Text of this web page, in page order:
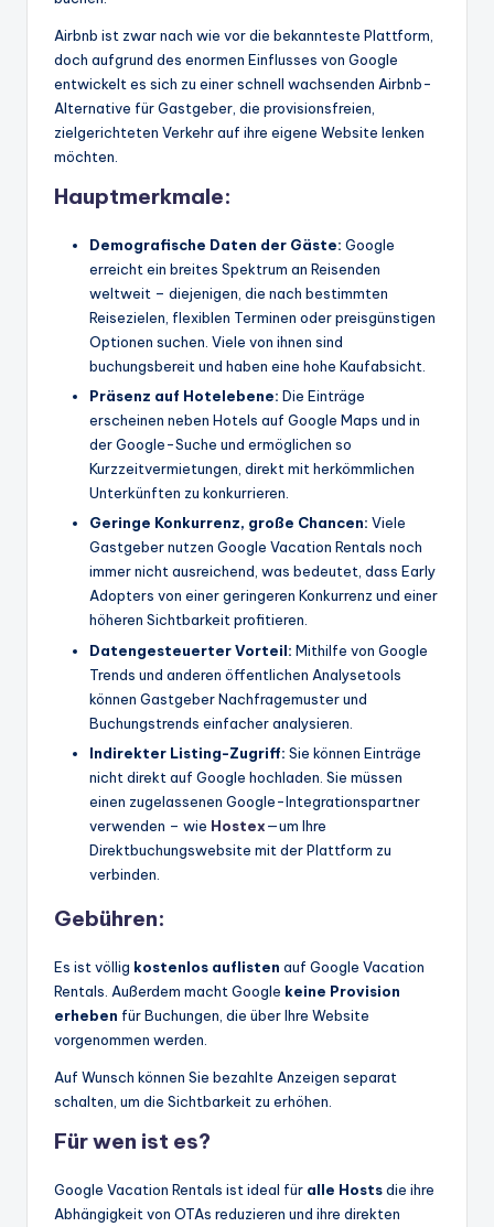
Airbnb ist zwar nach wie vor die bekannteste Plattform,
doch aufgrund des enormen Einflusses von Google
entwickelt es sich zu einer schnell wachsenden Airbnb-
Alternative für Gastgeber, die provisionsfreien,
zielgerichteten Verkehr auf ihre eigene Website lenken
möchten.
Hauptmerkmale:
Demografische Daten der Gäste: Google
erreicht ein breites Spektrum an Reisenden
weltweit – diejenigen, die nach bestimmten
Reisezielen, flexiblen Terminen oder preisgünstigen
Optionen suchen. Viele von ihnen sind
buchungsbereit und haben eine hohe Kaufabsicht.
Präsenz auf Hotelebene: Die Einträge
erscheinen neben Hotels auf Google Maps und in
der Google-Suche und ermöglichen so
Kurzzeitvermietungen, direkt mit herkömmlichen
Unterkünften zu konkurrieren.
Geringe Konkurrenz, große Chancen: Viele
Gastgeber nutzen Google Vacation Rentals noch
immer nicht ausreichend, was bedeutet, dass Early
Adopters von einer geringeren Konkurrenz und einer
höheren Sichtbarkeit profitieren.
Datengesteuerter Vorteil: Mithilfe von Google
Trends und anderen öffentlichen Analysetools
können Gastgeber Nachfragemuster und
Buchungstrends einfacher analysieren.
Indirekter Listing-Zugriff: Sie können Einträge
nicht direkt auf Google hochladen. Sie müssen
einen zugelassenen Google-Integrationspartner
verwenden – wie Hostex—um Ihre
Direktbuchungswebsite mit der Plattform zu
verbinden.
Gebühren:
Es ist völlig kostenlos auflisten auf Google Vacation
Rentals. Außerdem macht Google keine Provision
erheben für Buchungen, die über Ihre Website
vorgenommen werden.
Auf Wunsch können Sie bezahlte Anzeigen separat
schalten, um die Sichtbarkeit zu erhöhen.
Für wen ist es?
Google Vacation Rentals ist ideal für alle Hostsdie ihre
Abhängigkeit von OTAs reduzieren und ihre direkten